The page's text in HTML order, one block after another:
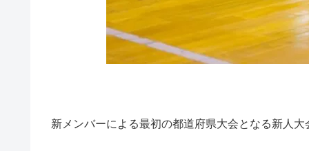
新メンバーによる最初の都道府県大会となる新人大